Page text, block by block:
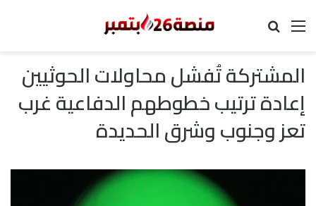
القائمة
المشتركة تُفشل محاولات الحوثيين
إعادة ترتيب خطوطهم الدفاعية غرب
تعز وجنوب وشرق الحديدة